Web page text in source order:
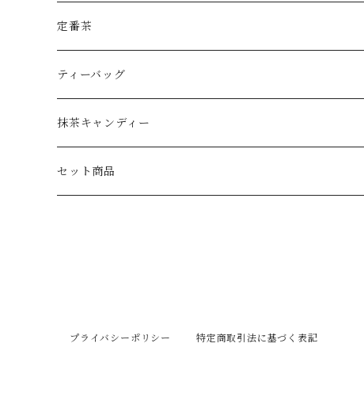
定番茶
ティーバッグ
抹茶キャンディー
セット商品
プライバシーポリシー 特定商取引法に基づく表記